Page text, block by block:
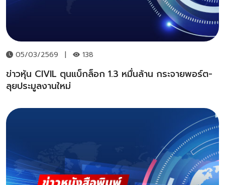
05/03/2569 | 138
ข่าวหุ้น CIVIL ตุนแบ็กล็อก 1.3 หมื่นล้าน กระจายพอร์ต-
ลุยประมูลงานใหม่